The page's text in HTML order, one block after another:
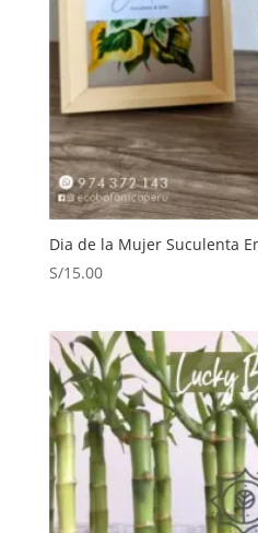
Dia de la Mujer Suculenta
S/15.00